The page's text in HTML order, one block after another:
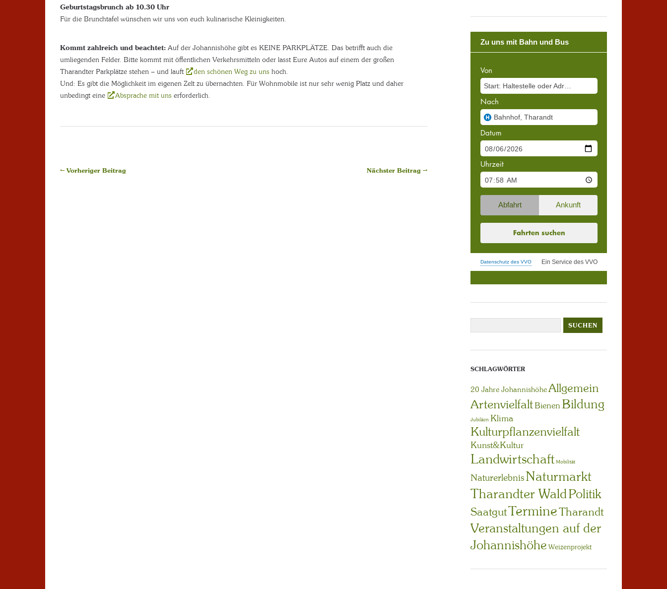
Geburtstagsbrunch ab 10.30 Uhr
Für die Brunchtafel wünschen wir uns von euch kulinarische Kleinigkeiten.
Kommt zahlreich und beachtet: Auf der Johannishöhe gibt es KEINE PARKPLÄTZE. Das betrifft auch die
umliegenden Felder. Bitte kommt mit öffentlichen Verkehrsmitteln oder lasst Eure Autos auf einem der großen
Tharandter Parkplätze stehen – und lauft
den schönen Weg zu uns hoch.
Und: Es gibt die Möglichkeit im eigenen Zelt zu übernachten. Für Wohnmobile ist nur sehr wenig Platz und daher
unbedingt eine
Absprache mit uns erforderlich.
← Vorheriger Beitrag Nächster Beitrag →
SCHLAGWÖRTER
20 Jahre JohannishöheAllgemein
Artenvielfalt Bienen Bildung
Jubiläen Klima
Kulturpflanzenvielfalt
Kunst&Kultur
Landwirtschaft Mobilität
NaturerlebnisNaturmarkt
Tharandter WaldPolitik
SaatgutTermineTharandt
Veranstaltungen auf der
Johannishöhe Weizenprojekt